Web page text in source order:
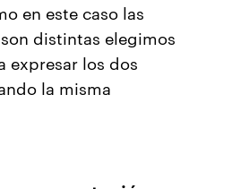
en este caso las
distintas elegimos
expresar los dos
la misma